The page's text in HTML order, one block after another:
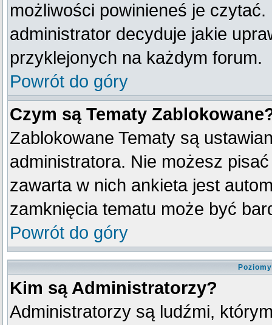
możliwości powinieneś je czytać.
administrator decyduje jakie
przyklejonych na każdym forum.
Powrót do góry
Czym są Tematy
Zablokowane Tematy są
administratora. Nie możesz
zawarta w nich ankieta jest
zamknięcia tematu może być
Powrót do góry
Kim są Administratorzy?
Administratorzy są ludźmi,